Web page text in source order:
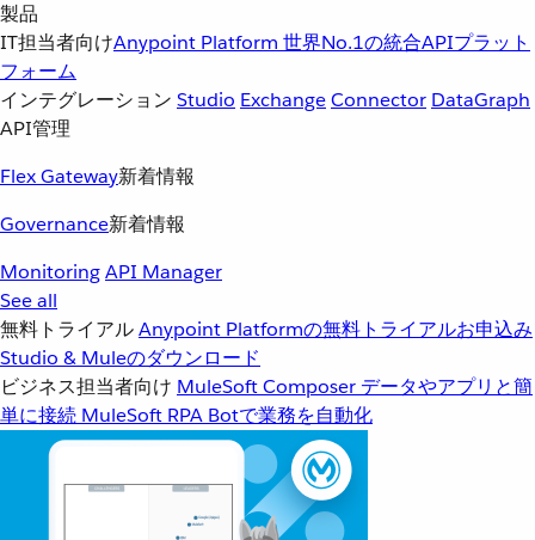
製品
IT担当者向けAnypoint Platform 世界No.1の統合APIプラット
フォーム
インテグレーション Studio ExchangeConnector DataGraph
API管理
Flex Gateway新着情報
Governance新着情報
MonitoringAPI Manager
See all
無料トライアルAnypoint Platformの無料トライアルお申込み
Studio & Muleのダウンロード
ビジネス担当者向け MuleSoft Composer データやアプリと簡
単に接続 MuleSoft RPA Botで業務を自動化